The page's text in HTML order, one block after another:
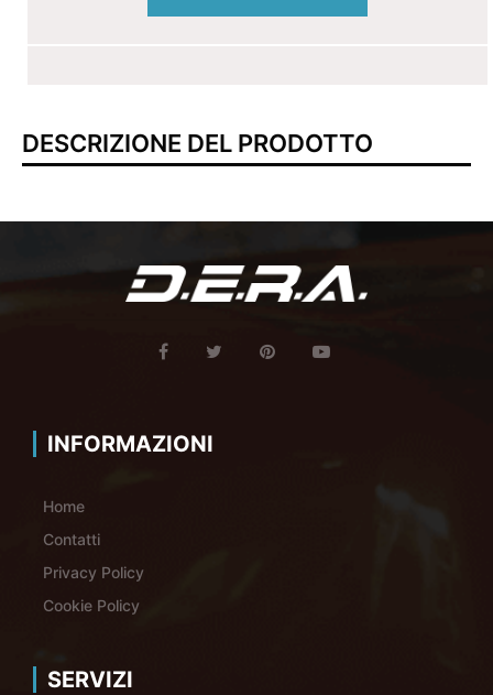
DESCRIZIONE DEL PRODOTTO
INFORMAZIONI
Home
Contatti
Privacy Policy
Cookie Policy
SERVIZI